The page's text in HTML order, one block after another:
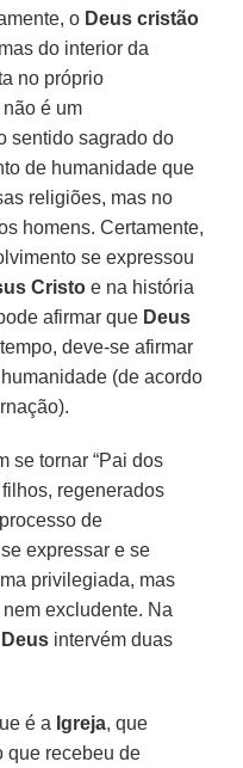
o Deus cristão
do interior da
no próprio
não é um
sentido sagrado do
de humanidade que
religiões, mas no
homens. Certamente,
se expressou
Cristo e na história
afirmar que Deus
deve-se afirmar
(de acordo
se tornar “Pai dos
regenerados
de
expressar e se
privilegiada, mas
excludente. Na
Deus intervém duas
é a Igreja, que
que recebeu de